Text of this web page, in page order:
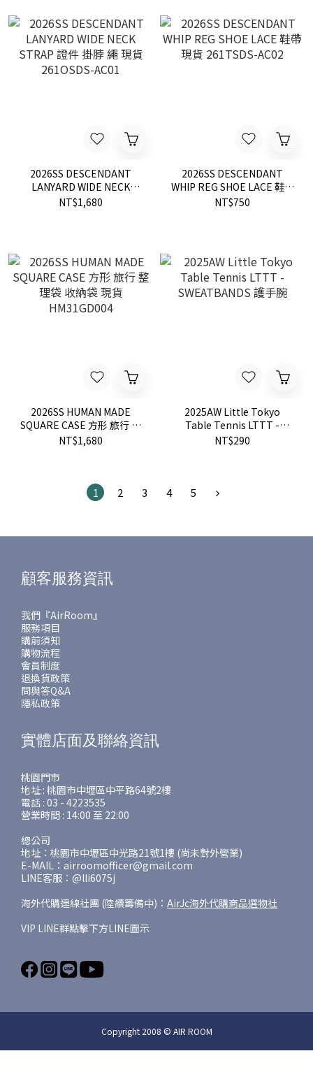
2026SS DESCENDANT
LANYARD WIDE NECK
STRAP 證件 掛脖 繩 現貨
NT$1,680
2026SS DESCENDANT
WHIP REG SHOE LACE 鞋帶
現貨 261TSDS-AC02
NT$750
2026SS HUMAN MADE
SQUARE CASE 方形 旅行 整
理袋 收納袋 現貨
NT$1,680
2025AW Little Tokyo
Table Tennis LTTT -
SWEATBANDS 護手腕
NT$290
1 2 3 4 5
顧客服務資訊
我們『AirRoom』
服務項目
購前須知
購物流程
會員制度
退換貨政策
問與答Q&A
隱私政策
實體店面及聯絡資訊
桃園門市
地址 : 桃園市中壢區中平路64號2樓
電話 : 03 - 4223535
營業時間 : 14:00 至 22:00
總公司
地址：桃園市中壢區中光路21號1樓 (尚未對外營業)
E-MAIL：airroomofficer@gmail.com
LINE客服：@lli6075j
海外代購連線社團 (陸續籌備中)： AirJc海外代購商品選物社
VIP LINE群點擊下方LINE圖示
Copyright 2008 © AIR ROOM